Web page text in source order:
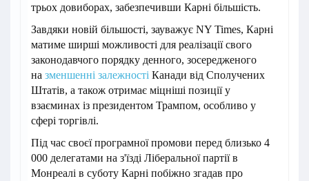
трьох довиборах, забезпечивши Карні більшість.
Завдяки новій більшості, зауважує NY Times, Карні
матиме ширші можливості для реалізації свого
законодавчого порядку денного, зосередженого
на зменшенні залежності Канади від Сполучених
Штатів, а також отримає міцніші позиції у
взаєминах із президентом Трампом, особливо у
сфері торгівлі.
Під час своєї програмної промови перед близько 4
000 делегатами на з'їзді Ліберальної партії в
Монреалі в суботу Карні побіжно згадав про